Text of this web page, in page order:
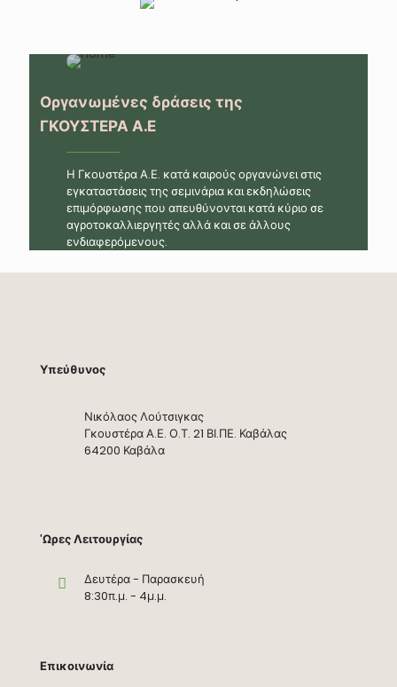
Οργανωμένες δράσεις της
ΓΚΟΥΣΤΕΡΑ Α.Ε
Η Γκουστέρα Α.Ε. κατά καιρούς οργανώνει στις
εγκαταστάσεις της σεμινάρια και εκδηλώσεις
επιμόρφωσης που απευθύνονται κατά κύριο σε
αγροτοκαλλιεργητές αλλά και σε άλλους
ενδιαφερόμενους.
Υπεύθυνος
Νικόλαος Λούτσιγκας
Γκουστέρα Α.Ε. Ο.Τ. 21 ΒΙ.ΠΕ. Καβάλας
64200 Καβάλα
'Ωρες Λειτουργίας
Δευτέρα - Παρασκευή
8:30π.μ. - 4μ.μ.
Επικοινωνία